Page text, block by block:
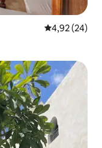
Prosječna
4,92 (24)